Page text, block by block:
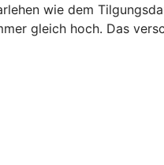
wie dem
gleich hoch. Das